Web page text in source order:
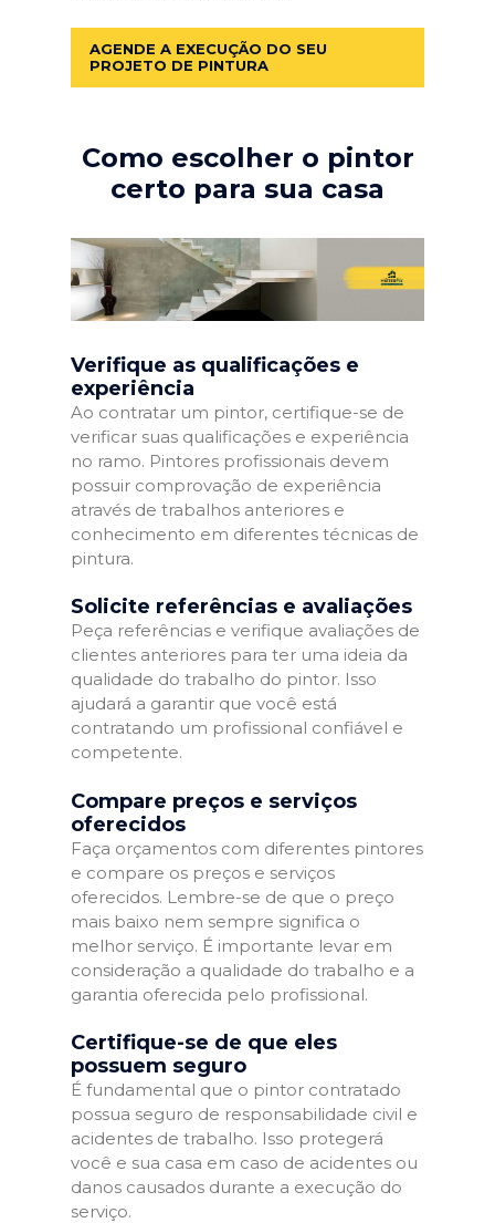
AGENDE A EXECUÇÃO DO SEU
PROJETO DE PINTURA
Como escolher o pintor
certo para sua casa
Verifique as qualificações e
experiência
Ao contratar um pintor, certifique-se de
verificar suas qualificações e experiência
no ramo. Pintores profissionais devem
possuir comprovação de experiência
através de trabalhos anteriores e
conhecimento em diferentes técnicas de
pintura.
Solicite referências e avaliações
Peça referências e verifique avaliações de
clientes anteriores para ter uma ideia da
qualidade do trabalho do pintor. Isso
ajudará a garantir que você está
contratando um profissional confiável e
competente.
Compare preços e serviços
oferecidos
Faça orçamentos com diferentes pintores
e compare os preços e serviços
oferecidos. Lembre-se de que o preço
mais baixo nem sempre significa o
melhor serviço. É importante levar em
consideração a qualidade do trabalho e a
garantia oferecida pelo profissional.
Certifique-se de que eles
possuem seguro
É fundamental que o pintor contratado
possua seguro de responsabilidade civil e
acidentes de trabalho. Isso protegerá
você e sua casa em caso de acidentes ou
danos causados durante a execução do
serviço.